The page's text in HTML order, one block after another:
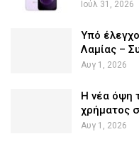
Ιούλ 31, 2026
Υπό
Λαμίας –
Αυγ 1, 2026
Η νέα όψη
χρήματος
Αυγ 1, 2026